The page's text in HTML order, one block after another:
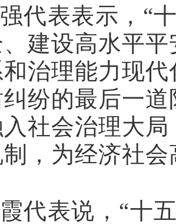
代表表示，“
、建设高水平
治理能力现
纷的最后一
社会治理大
，为经济社
代表说，“十